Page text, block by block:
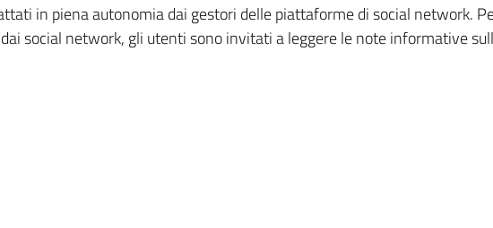
in piena autonomia dai gestori delle piattaforme di social network.
social network, gli utenti sono invitati a leggere le note informative